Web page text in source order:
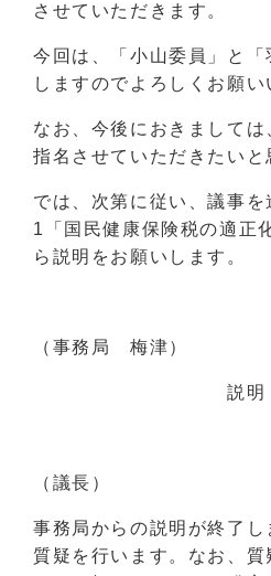
させていただきます。
今回は、「小山委員」と
しますのでよろしくお願い
なお、今後におきまして
指名させていただきたいと
では、次第に従い、議事
1「国民健康保険税の適正
ら説明をお願いします。
（事務局 梅津）
説明
（議長）
事務局からの説明が終了
質疑を行います。なお、